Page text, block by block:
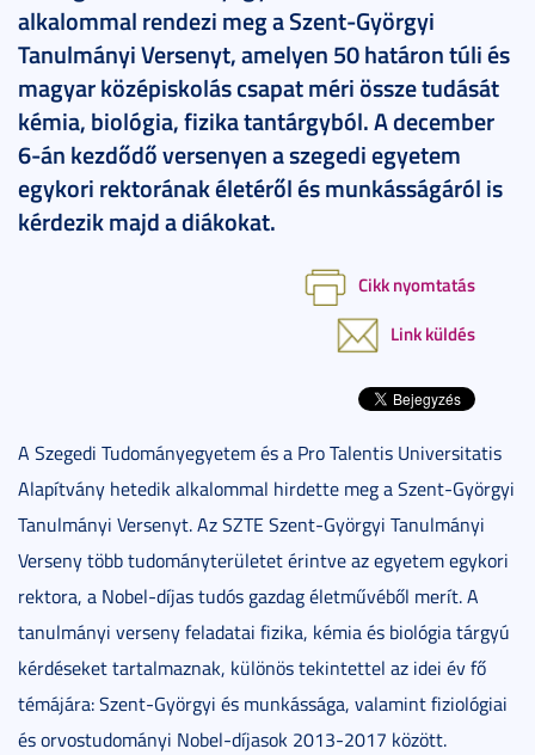
alkalommal rendezi meg a Szent-Györgyi
Tanulmányi Versenyt, amelyen 50 határon túli és
magyar középiskolás csapat méri össze tudását
kémia, biológia, fizika tantárgyból. A december
6-án kezdődő versenyen a szegedi egyetem
egykori rektorának életéről és munkásságáról is
kérdezik majd a diákokat.
Cikk nyomtatás
Link küldés
A Szegedi Tudományegyetem és a Pro Talentis Universitatis
Alapítvány hetedik alkalommal hirdette meg a Szent-Györgyi
Tanulmányi Versenyt. Az SZTE Szent-Györgyi Tanulmányi
Verseny több tudományterületet érintve az egyetem egykori
rektora, a Nobel-díjas tudós gazdag életművéből merít. A
tanulmányi verseny feladatai fizika, kémia és biológia tárgyú
kérdéseket tartalmaznak, különös tekintettel az idei év fő
témájára: Szent-Györgyi és munkássága, valamint fiziológiai
és orvostudományi Nobel-díjasok 2013-2017 között.